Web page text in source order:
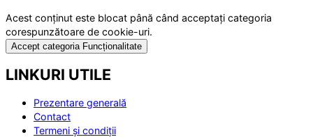
Acest conținut este blocat până când acceptați categoria
corespunzătoare de cookie-uri.
Accept categoria Funcționalitate
LINKURI UTILE
Prezentare generală
Contact
Termeni și condiții